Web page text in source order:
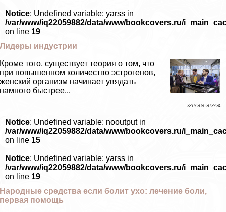
Notice: Undefined variable: yarss in
/var/www/iq22059882/data/www/bookcovers.ru/
on line 19
Лидеры индустрии
Кроме того, существует теория о том, что
при повышенном количество эстрогенов,
женский организм начинает увядать
намного быстрее...
23 07 2026 20:29:24
Notice: Undefined variable: nooutput in
/var/www/iq22059882/data/www/bookcovers.ru/
on line 15
Notice: Undefined variable: yarss in
/var/www/iq22059882/data/www/bookcovers.ru/
on line 19
Народные средства если болит ухо: лечение боли,
первая помощь